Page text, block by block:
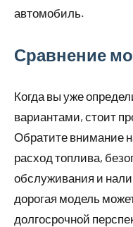
автомобиль.
Сравнение
Когда вы уже
вариантами, стоит
Обратите внимание
расход топлива,
обслуживания и
дорогая модель
долгосрочной